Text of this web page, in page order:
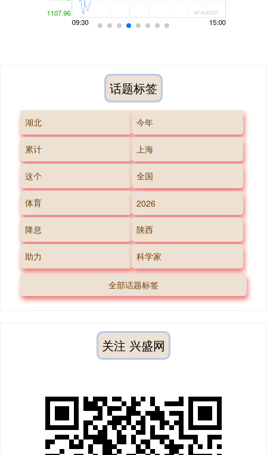
话题标签
湖北 今年
累计 上海
这个 全国
体育 2026
降息 陕西
助力 科学家
全部话题标签
关注 兴盛网